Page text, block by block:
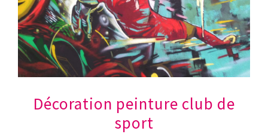
Décoration peinture club de
sport